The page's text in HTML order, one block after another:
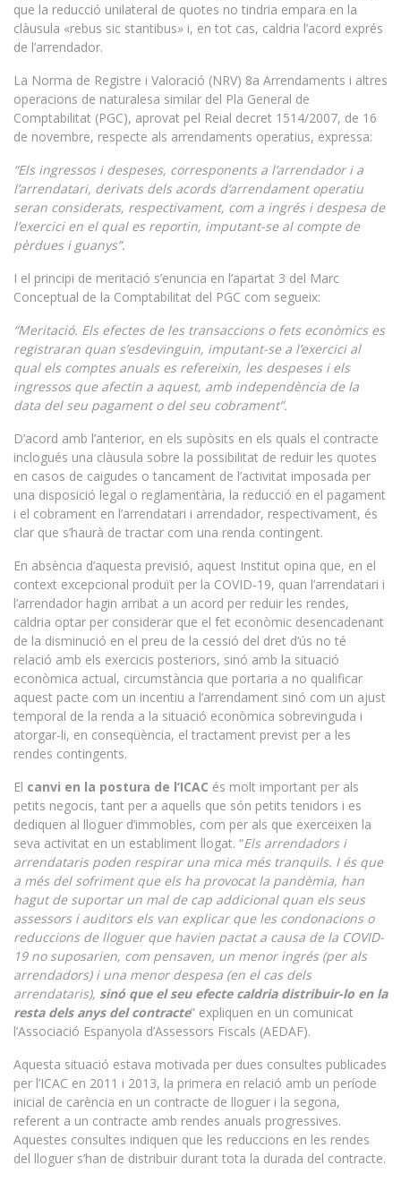
que la reducció unilateral de quotes no tindria empara en la
clàusula «rebus sic stantibus» i, en tot cas, caldria l’acord exprés
de l’arrendador.
La Norma de Registre i Valoració (NRV) 8a Arrendaments i altres
operacions de naturalesa similar del Pla General de
Comptabilitat (PGC), aprovat pel Reial decret 1514/2007, de 16
de novembre, respecte als arrendaments operatius, expressa:
“Els ingressos i despeses, corresponents a l’arrendador i a
l’arrendatari, derivats dels acords d’arrendament operatiu
seran considerats, respectivament, com a ingrés i despesa de
l’exercici en el qual es reportin, imputant-se al compte de
pèrdues i guanys”.
I el principi de meritació s’enuncia en l’apartat 3 del Marc
Conceptual de la Comptabilitat del PGC com segueix:
“Meritació. Els efectes de les transaccions o fets econòmics es
registraran quan s’esdevinguin, imputant-se a l’exercici al
qual els comptes anuals es refereixin, les despeses i els
ingressos que afectin a aquest, amb independència de la
data del seu pagament o del seu cobrament”.
D’acord amb l’anterior, en els supòsits en els quals el contracte
inclogués una clàusula sobre la possibilitat de reduir les quotes
en casos de caigudes o tancament de l’activitat imposada per
una disposició legal o reglamentària, la reducció en el pagament
i el cobrament en l’arrendatari i arrendador, respectivament, és
clar que s’haurà de tractar com una renda contingent.
En absència d’aquesta previsió, aquest Institut opina que, en el
context excepcional produït per la COVID-19, quan l’arrendatari i
l’arrendador hagin arribat a un acord per reduir les rendes,
caldria optar per considerar que el fet econòmic desencadenant
de la disminució en el preu de la cessió del dret d’ús no té
relació amb els exercicis posteriors, sinó amb la situació
econòmica actual, circumstància que portaria a no qualificar
aquest pacte com un incentiu a l’arrendament sinó com un ajust
temporal de la renda a la situació econòmica sobrevinguda i
atorgar-li, en conseqüència, el tractament previst per a les
rendes contingents.
El canvi en la postura de l’ICAC és molt important per als
petits negocis, tant per a aquells que són petits tenidors i es
dediquen al lloguer d’immobles, com per als que exerceixen la
seva activitat en un establiment llogat. “Els arrendadors i
arrendataris poden respirar una mica més tranquils. I és que
a més del sofriment que els ha provocat la pandèmia, han
hagut de suportar un mal de cap addicional quan els seus
assessors i auditors els van explicar que les condonacions o
reduccions de lloguer que havien pactat a causa de la COVID-
19 no suposarien, com pensaven, un menor ingrés (per als
arrendadors) i una menor despesa (en el cas dels
arrendataris), sinó que el seu efecte caldria distribuir-lo en la
resta dels anys del contracte” expliquen en un comunicat
l’Associació Espanyola d’Assessors Fiscals (AEDAF).
Aquesta situació estava motivada per dues consultes publicades
per l’ICAC en 2011 i 2013, la primera en relació amb un període
inicial de carència en un contracte de lloguer i la segona,
referent a un contracte amb rendes anuals progressives.
Aquestes consultes indiquen que les reduccions en les rendes
del lloguer s’han de distribuir durant tota la durada del contracte.